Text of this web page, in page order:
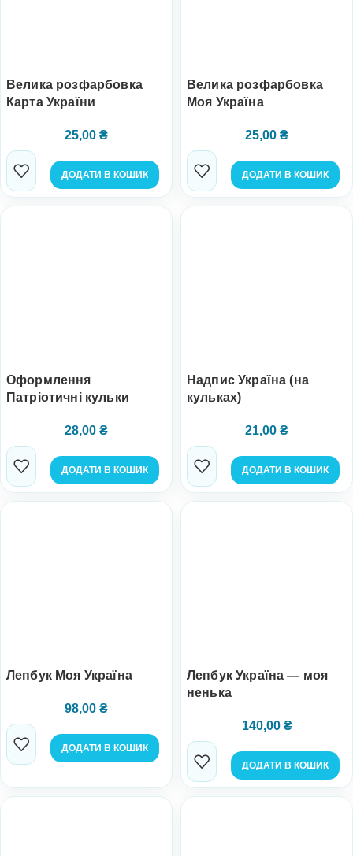
Велика розфарбовка
Карта України
25,00 ₴
ДОДАТИ В КОШИК
Велика розфарбовка
Моя Україна
25,00 ₴
ДОДАТИ В КОШИК
Оформлення
Патріотичні кульки
28,00 ₴
ДОДАТИ В КОШИК
Надпис Україна (на
кульках)
21,00 ₴
ДОДАТИ В КОШИК
Лепбук Моя Україна
98,00 ₴
ДОДАТИ В КОШИК
Лепбук Україна — моя
ненька
140,00 ₴
ДОДАТИ В КОШИК